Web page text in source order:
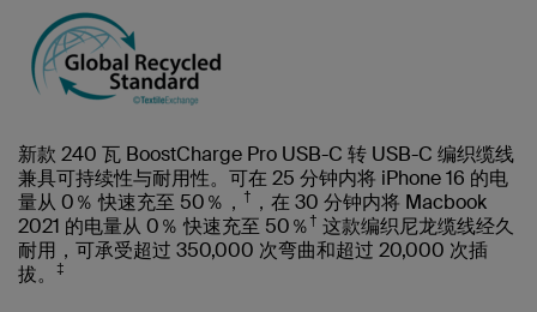
新款 240 瓦 BoostCharge Pro USB-C 转 USB-C 编织缆线
兼具可持续性与耐用性。可在 25 分钟内将 iPhone 16 的电
量从 0％ 快速充至 50％， † ，在 30 分钟内将 Macbook
2021 的电量从 0％ 快速充至 50％† 这款编织尼龙缆线经久
耐用，可承受超过 350,000 次弯曲和超过 20,000 次插
拔。
‡